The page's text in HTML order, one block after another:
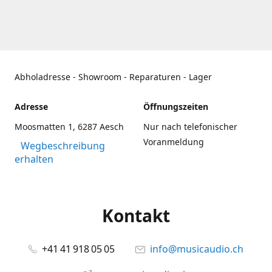
Abholadresse - Showroom - Reparaturen - Lager
Adresse
Moosmatten 1, 6287 Aesch
Wegbeschreibung
erhalten
Öffnungszeiten
Nur nach telefonischer
Voranmeldung
Kontakt
+41 41 918 05 05
info@musicaudio.ch